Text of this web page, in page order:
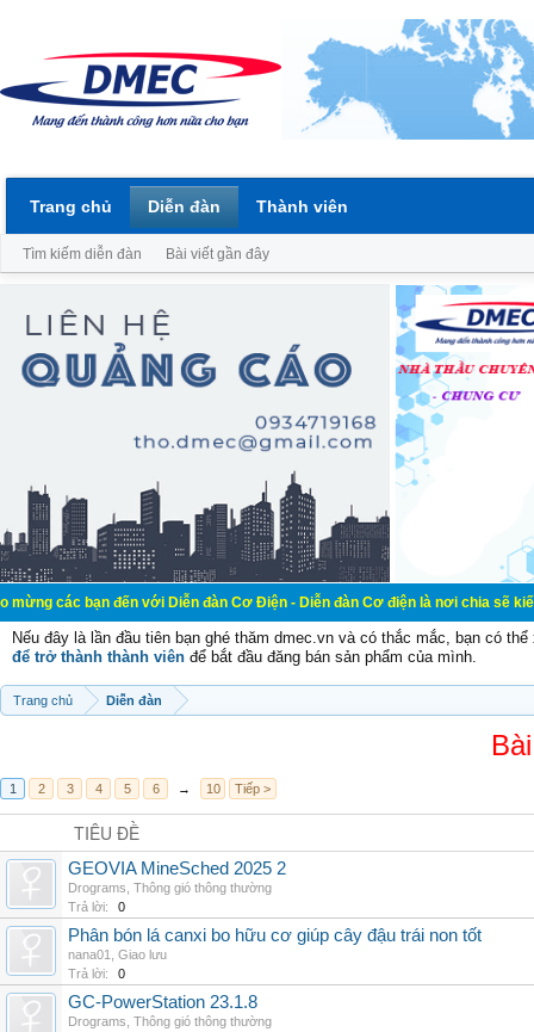
đến với Diễn đàn Cơ Điện - Diễn đàn Cơ điện là nơi chia sẽ kiến thức
Nếu đây là lần đầu tiên bạn ghé thăm dmec.vn và có thắc mắc, bạn có
để trở thành thành viên để bắt đầu đăng bán sản phẩm của mình.
Trang chủ Diễn đàn
1 2 3 4 5 6 → 10 Tiếp >
TIÊU ĐỀ
GEOVIA MineSched 2025 2
Drograms Thông gió thông thường
Trả lời:
0
Phân bón lá canxi bo hữu cơ giúp cây đậu trái non tốt
nana01
Giao lưu
Trả lời:
0
GC-PowerStation 23.1.8
Drograms Thông gió thông thường
Trang chủ Diễn đàn
Tìm kiếm diễn đàn Bài viết gần đây
Thành viên